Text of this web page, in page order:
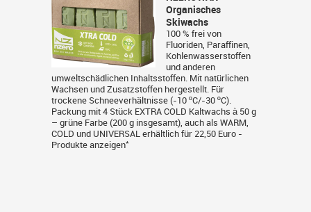
Organisches
Skiwachs
100 % frei von
Fluoriden, Paraffinen,
Kohlenwasserstoffen
und anderen
umweltschädlichen Inhaltsstoffen. Mit natürlichen
Wachsen und Zusatzstoffen hergestellt. Für
trockene Schneeverhältnisse (-10 ºC/-30 ºC).
Packung mit 4 Stück EXTRA COLD Kaltwachs à 50 g
– grüne Farbe (200 g insgesamt), auch als WARM,
COLD und UNIVERSAL erhältlich für 22,50 Euro -
Produkte anzeigen*